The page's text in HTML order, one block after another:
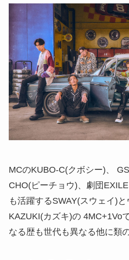
MCのKUBO-C(クボシー)、
CHO(ピーチョウ)、劇団
も活躍するSWAY(スウェイ)
KAZUKI(カズキ)の 4MC+1Vo
なる歴も世代も異なる他に類